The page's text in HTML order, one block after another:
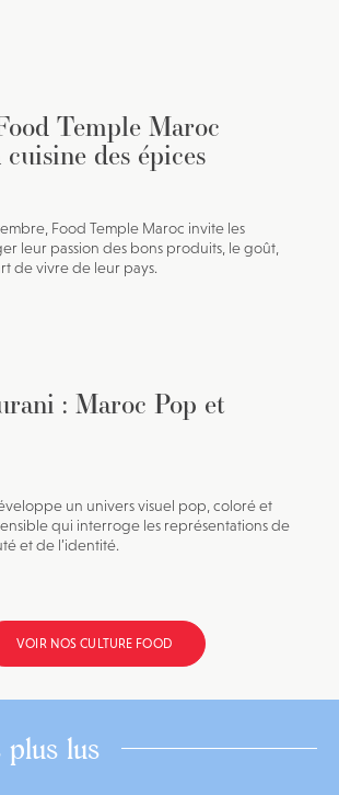
Temple Maroc
des épices
Food Temple Maroc invite les
leur passion des bons produits, le goût,
de vivre de leur pays.
: Maroc Pop et
un univers visuel pop, coloré et
qui interroge les représentations de
et de l’identité.
VOIR NOS CULTURE FOOD
lus